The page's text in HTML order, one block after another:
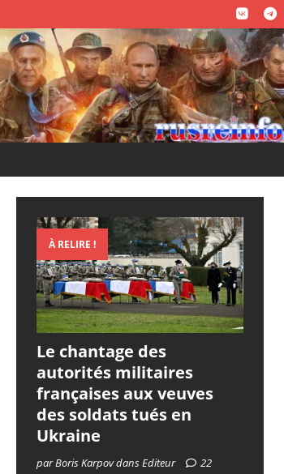
À RELIRE !
Le chantage des
autorités militaires
françaises aux veuves
des soldats tués en
Ukraine
par Boris Karpov dans Editeur 22